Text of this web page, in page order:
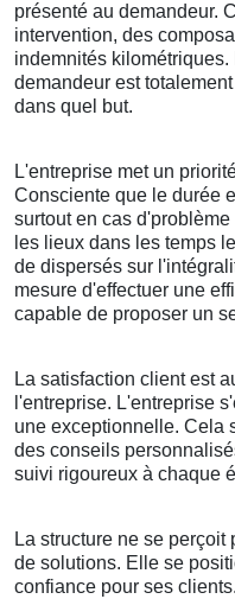
présenté au demandeur.
intervention, des
indemnités
demandeur est
dans quel but.
L'entreprise met un
Consciente que le durée
surtout en cas
les lieux dans les temps
de dispersés sur
mesure d'effectuer une
capable de proposer un
La satisfaction client est
l'entreprise. L'entreprise
une exceptionnelle. Cela
des conseils
suivi rigoureux à chaque
La structure ne se
de solutions. Elle se
confiance pour ses